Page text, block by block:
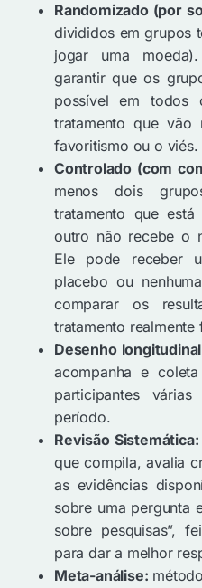
Randomizado (por
divididos em grupos
jogar uma
garantir que os
possível em todos
tratamento que vão
favoritismo ou o viés.
Controlado (com
menos dois
tratamento que
outro não recebe o
Ele pode receber
placebo ou
comparar os
tratamento realmente
Desenho
acompanha e
participantes
período.
Revisão Sistemática:
que compila, avalia
as evidências
sobre uma pergunta
sobre pesquisas”,
para dar a melhor
Meta-análise: